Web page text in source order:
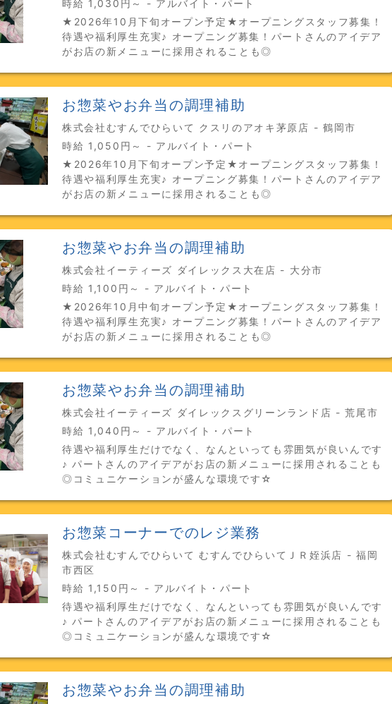
時給 1,030円～ - アルバイト・パート
★2026年10月下旬オープン予定★オープニングスタッフ募集！
待遇や福利厚生充実♪ オープニング募集！パートさんのアイデア
がお店の新メニューに採用されることも◎
お惣菜やお弁当の調理補助
株式会社むすんでひらいて クスリのアオキ茅原店 - 鶴岡市
時給 1,050円～ - アルバイト・パート
★2026年10月下旬オープン予定★オープニングスタッフ募集！
待遇や福利厚生充実♪ オープニング募集！パートさんのアイデア
がお店の新メニューに採用されることも◎
お惣菜やお弁当の調理補助
株式会社イーティーズ ダイレックス大在店 - 大分市
時給 1,100円～ - アルバイト・パート
★2026年10月中旬オープン予定★オープニングスタッフ募集！
待遇や福利厚生充実♪ オープニング募集！パートさんのアイデア
がお店の新メニューに採用されることも◎
お惣菜やお弁当の調理補助
株式会社イーティーズ ダイレックスグリーンランド店 - 荒尾市
時給 1,040円～ - アルバイト・パート
待遇や福利厚生だけでなく、なんといっても雰囲気が良いんです
♪ パートさんのアイデアがお店の新メニューに採用されることも
◎コミュニケーションが盛んな環境です☆
お惣菜コーナーでのレジ業務
株式会社むすんでひらいて むすんでひらいてＪＲ姪浜店 - 福岡
市西区
時給 1,150円～ - アルバイト・パート
待遇や福利厚生だけでなく、なんといっても雰囲気が良いんです
♪ パートさんのアイデアがお店の新メニューに採用されることも
◎コミュニケーションが盛んな環境です☆
お惣菜やお弁当の調理補助